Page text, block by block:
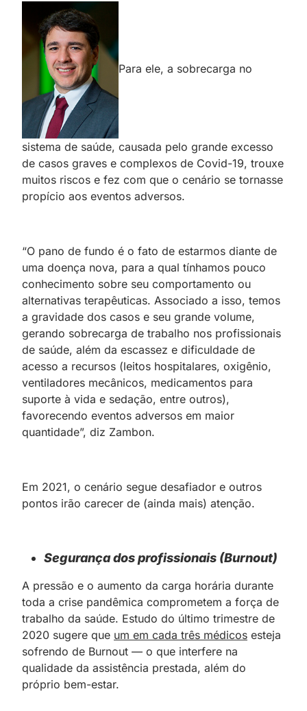
Para ele, a sobrecarga no
sistema de saúde, causada pelo grande excesso
de casos graves e complexos de Covid-19, trouxe
muitos riscos e fez com que o cenário se tornasse
propício aos eventos adversos.
“O pano de fundo é o fato de estarmos diante de
uma doença nova, para a qual tínhamos pouco
conhecimento sobre seu comportamento ou
alternativas terapêuticas. Associado a isso, temos
a gravidade dos casos e seu grande volume,
gerando sobrecarga de trabalho nos profissionais
de saúde, além da escassez e dificuldade de
acesso a recursos (leitos hospitalares, oxigênio,
ventiladores mecânicos, medicamentos para
suporte à vida e sedação, entre outros),
favorecendo eventos adversos em maior
quantidade”, diz Zambon.
Em 2021, o cenário segue desafiador e outros
pontos irão carecer de (ainda mais) atenção.
Segurança dos profissionais (Burnout)
A pressão e o aumento da carga horária durante
toda a crise pandêmica comprometem a força de
trabalho da saúde. Estudo do último trimestre de
2020 sugere que um em cada três médicos esteja
sofrendo de Burnout — o que interfere na
qualidade da assistência prestada, além do
próprio bem-estar.